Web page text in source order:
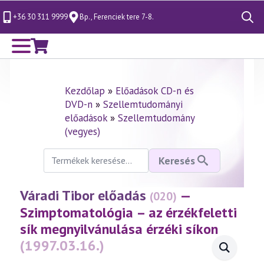
+36 30 311 9999 Bp., Ferenciek tere 7-8.
Kezdőlap » Előadások CD-n és
DVD-n» Szellemtudományi
előadások» Szellemtudomány
(vegyes)
Keresés
következőre:
Keresés
Váradi Tibor előadás (020) —
Szimptomatológia – az érzékfeletti
sík megnyilvánulása érzéki síkon
(1997.03.16.)